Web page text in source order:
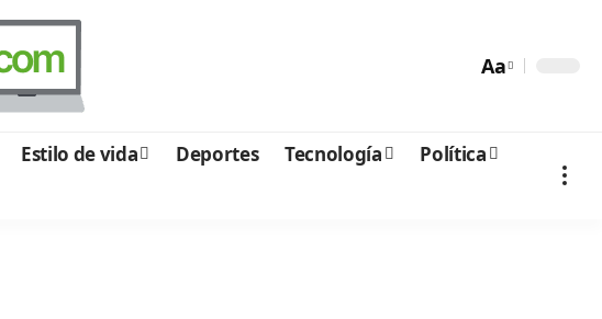
Aa
Estilo de vida Deportes Tecnología
Política